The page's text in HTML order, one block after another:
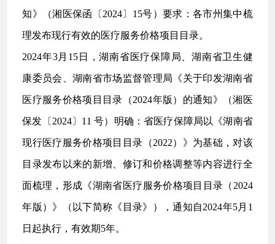
知》（湘医保函〔2024〕15号）要求：各市州集中梳
理发布现行有效的医疗服务价格项目目录。
2024年3月15日，湖南省医疗保障局、湖南省卫生健
康委员会、湖南省市场监督管理局《关于印发湖南省
医疗服务价格项目目录（2024年版）的通知》（湘医
保发〔2024〕11 号）明确：省医疗保障局以《湖南省
现行医疗服务价格项目目录（2022）》为基础，对该
目录发布以来的新增、修订和价格调整等内容进行全
面梳理，形成《湖南省医疗服务价格项目目录（2024
年版）》（以下简称《目录》），通知自2024年5月1
日起执行，有效期5年。